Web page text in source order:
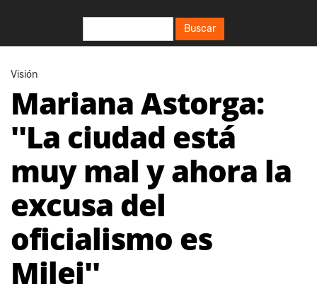
Buscar
Visión
Mariana Astorga:
''La ciudad está
muy mal y ahora la
excusa del
oficialismo es
Milei''